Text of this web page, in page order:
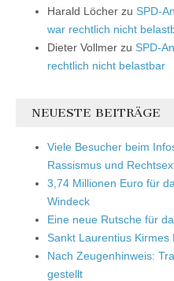
Harald Löcher zu SPD-
war rechtlich nicht
Dieter Vollmer zu SPD-
rechtlich nicht belastbar
NEUESTE BEITRÄGE
Viele Besucher beim
Rassismus und
3,74 Millionen Euro für
Windeck
Eine neue Rutsche für
Sankt Laurentius Kirmes
Nach Zeugenhinweis:
gestellt